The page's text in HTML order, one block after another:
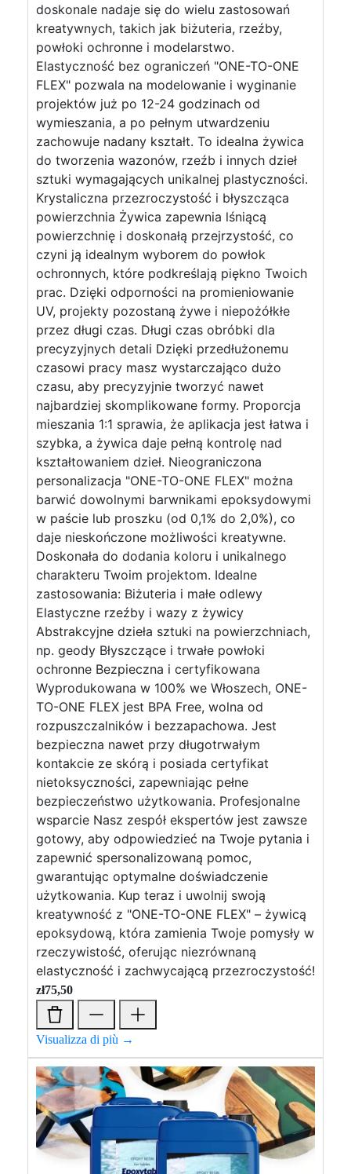
doskonale nadaje się do wielu zastosowań
kreatywnych, takich jak biżuteria, rzeźby,
powłoki ochronne i modelarstwo.
Elastyczność bez ograniczeń "ONE-TO-ONE
FLEX" pozwala na modelowanie i wyginanie
projektów już po 12-24 godzinach od
wymieszania, a po pełnym utwardzeniu
zachowuje nadany kształt. To idealna żywica
do tworzenia wazonów, rzeźb i innych dzieł
sztuki wymagających unikalnej plastyczności.
Krystaliczna przezroczystość i błyszcząca
powierzchnia Żywica zapewnia lśniącą
powierzchnię i doskonałą przejrzystość, co
czyni ją idealnym wyborem do powłok
ochronnych, które podkreślają piękno Twoich
prac. Dzięki odporności na promieniowanie
UV, projekty pozostaną żywe i niepożółkłe
przez długi czas. Długi czas obróbki dla
precyzyjnych detali Dzięki przedłużonemu
czasowi pracy masz wystarczająco dużo
czasu, aby precyzyjnie tworzyć nawet
najbardziej skomplikowane formy. Proporcja
mieszania 1:1 sprawia, że aplikacja jest łatwa i
szybka, a żywica daje pełną kontrolę nad
kształtowaniem dzieł. Nieograniczona
personalizacja "ONE-TO-ONE FLEX" można
barwić dowolnymi barwnikami epoksydowymi
w paście lub proszku (od 0,1% do 2,0%), co
daje nieskończone możliwości kreatywne.
Doskonała do dodania koloru i unikalnego
charakteru Twoim projektom. Idealne
zastosowania: Biżuteria i małe odlewy
Elastyczne rzeźby i wazy z żywicy
Abstrakcyjne dzieła sztuki na powierzchniach,
np. geody Błyszczące i trwałe powłoki
ochronne Bezpieczna i certyfikowana
Wyprodukowana w 100% we Włoszech, ONE-
TO-ONE FLEX jest BPA Free, wolna od
rozpuszczalników i bezzapachowa. Jest
bezpieczna nawet przy długotrwałym
kontakcie ze skórą i posiada certyfikat
nietoksyczności, zapewniając pełne
bezpieczeństwo użytkowania. Profesjonalne
wsparcie Nasz zespół ekspertów jest zawsze
gotowy, aby odpowiedzieć na Twoje pytania i
zapewnić spersonalizowaną pomoc,
gwarantując optymalne doświadczenie
użytkowania. Kup teraz i uwolnij swoją
kreatywność z "ONE-TO-ONE FLEX" – żywicą
epoksydową, która zamienia Twoje pomysły w
rzeczywistość, oferując niezrównaną
elastyczność i zachwycającą przezroczystość!
zł75,50
Visualizza di più →